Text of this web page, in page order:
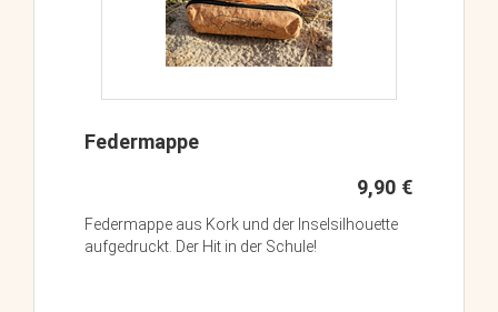
Federmappe
9,90 €
Federmappe aus Kork und der Inselsilhouette
aufgedruckt. Der Hit in der Schule!